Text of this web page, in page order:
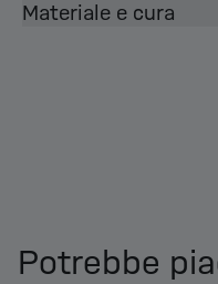
Materiale e cura
Potrebbe